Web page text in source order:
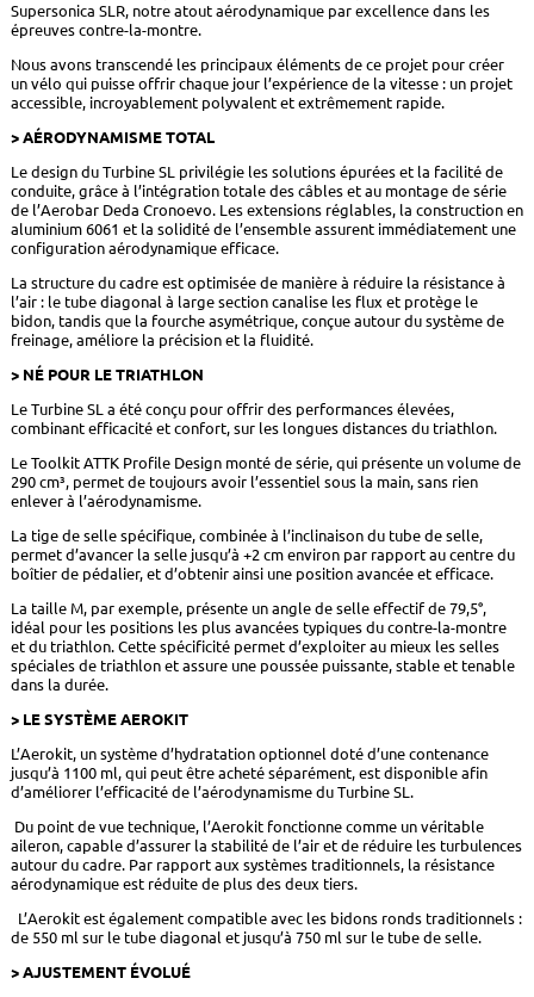
Supersonica SLR, notre atout aérodynamique par excellence dans les
épreuves contre-la-montre.
Nous avons transcendé les principaux éléments de ce projet pour créer
un vélo qui puisse offrir chaque jour l’expérience de la vitesse : un projet
accessible, incroyablement polyvalent et extrêmement rapide.
> AÉRODYNAMISME TOTAL
Le design du Turbine SL privilégie les solutions épurées et la facilité de
conduite, grâce à l’intégration totale des câbles et au montage de série
de l’Aerobar Deda Cronoevo. Les extensions réglables, la construction en
aluminium 6061 et la solidité de l’ensemble assurent immédiatement une
configuration aérodynamique efficace.
La structure du cadre est optimisée de manière à réduire la résistance à
l’air : le tube diagonal à large section canalise les flux et protège le
bidon, tandis que la fourche asymétrique, conçue autour du système de
freinage, améliore la précision et la fluidité.
> NÉ POUR LE TRIATHLON
Le Turbine SL a été conçu pour offrir des performances élevées,
combinant efficacité et confort, sur les longues distances du triathlon.
Le Toolkit ATTK Profile Design monté de série, qui présente un volume de
290 cm³, permet de toujours avoir l’essentiel sous la main, sans rien
enlever à l’aérodynamisme.
La tige de selle spécifique, combinée à l’inclinaison du tube de selle,
permet d’avancer la selle jusqu’à +2 cm environ par rapport au centre du
boîtier de pédalier, et d’obtenir ainsi une position avancée et efficace.
La taille M, par exemple, présente un angle de selle effectif de 79,5°,
idéal pour les positions les plus avancées typiques du contre-la-montre
et du triathlon. Cette spécificité permet d’exploiter au mieux les selles
spéciales de triathlon et assure une poussée puissante, stable et tenable
dans la durée.
> LE SYSTÈME AEROKIT
L’Aerokit, un système d’hydratation optionnel doté d’une contenance
jusqu’à 1100 ml, qui peut être acheté séparément, est disponible afin
d’améliorer l’efficacité de l’aérodynamisme du Turbine SL.
Du point de vue technique, l’Aerokit fonctionne comme un véritable
aileron, capable d’assurer la stabilité de l’air et de réduire les turbulences
autour du cadre. Par rapport aux systèmes traditionnels, la résistance
aérodynamique est réduite de plus des deux tiers.
L’Aerokit est également compatible avec les bidons ronds traditionnels :
de 550 ml sur le tube diagonal et jusqu’à 750 ml sur le tube de selle.
> AJUSTEMENT ÉVOLUÉ